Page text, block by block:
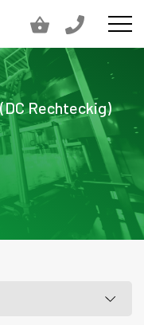
Rechteckig)